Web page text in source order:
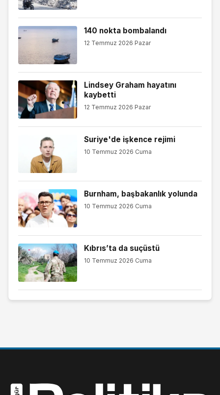
140 nokta bombalandı
12 Temmuz 2026 Pazar
Lindsey Graham hayatını
kaybetti
12 Temmuz 2026 Pazar
Suriye'de işkence rejimi
10 Temmuz 2026 Cuma
Burnham, başbakanlık yolunda
10 Temmuz 2026 Cuma
Kıbrıs’ta da suçüstü
10 Temmuz 2026 Cuma